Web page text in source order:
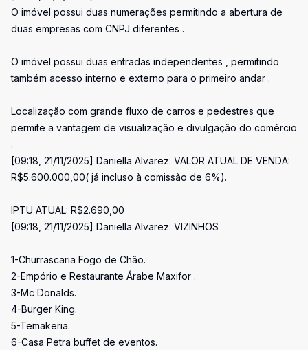
O imóvel possui duas numerações permitindo a abertura de
duas empresas com CNPJ diferentes .
O imóvel possui duas entradas independentes , permitindo
também acesso interno e externo para o primeiro andar .
Localização com grande fluxo de carros e pedestres que
permite a vantagem de visualização e divulgação do comércio
.
[09:18, 21/11/2025] Daniella Alvarez: VALOR ATUAL DE VENDA:
R$5.600.000,00( já incluso à comissão de 6%).
IPTU ATUAL: R$2.690,00
[09:18, 21/11/2025] Daniella Alvarez: VIZINHOS
1-Churrascaria Fogo de Chão.
2-Empório e Restaurante Árabe Maxifor .
3-Mc Donalds.
4-Burger King.
5-Temakeria.
6-Casa Petra buffet de eventos.